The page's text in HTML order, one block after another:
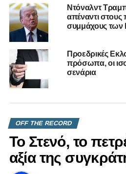
DON'T MISS
Ασκήσεις ισορροπίας σε
σπόνσορες της πολιτικής
Ντόναλντ
απέναντι
συμμάχους των
Προεδρικές
πρόσωπα, οι
σενάρια
OFF THE RECORD
Το Στενό, το
αξία της